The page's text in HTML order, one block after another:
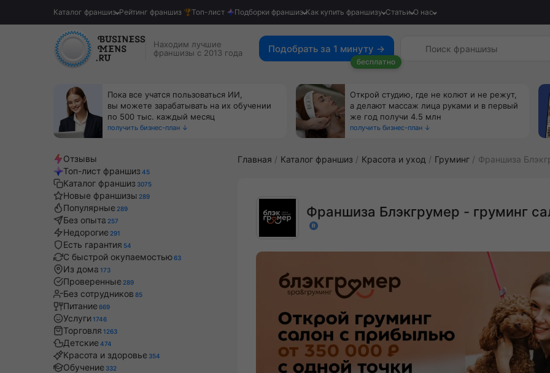
Каталог франшиз Рейтинг франшиз Топ-лист Подборки франшиз Как купить франшизу Статьи О нас
Находим лучшие
франшизы с 2013 года
Подобрать за 1 минуту →
бесплатно
Пока все учатся пользоваться ИИ,
вы можете зарабатывать на их обучении
по 500 тыс. каждый месяц
получить бизнес-план ↓
Открой студию, где не колют и не режут,
а делают массаж лица руками и в первый
же год получи 4.5 млн
получить бизнес-план ↓
Отзывы
Топ-лист франшиз 45
Каталог франшиз 3075
Новые франшизы 289
Популярные 289
Без опыта 257
Недорогие 291
Есть гарантия 54
С быстрой окупаемостью63
Из дома 173
Проверенные 289
Без сотрудников 85
Питание669
Услуги 1746
Торговля 1263
Детские474
Красота и здоровье 354
Обучение 332
Главная Каталог франшиз Красота и уход Груминг Франшиза
Франшиза Блэкгрумер - груминг